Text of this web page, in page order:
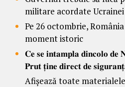
militare acordate Ucrainei
Pe 26 octombrie,
moment istoric
𝐂𝐞 𝐬𝐞 𝐢𝐧𝐭𝐚𝐦𝐩𝐥𝐚 𝐝𝐢𝐧𝐜𝐨𝐥𝐨 𝐝𝐞
𝐏𝐫𝐮𝐭 𝐭̦𝐢𝐧𝐞 𝐝𝐢𝐫𝐞𝐜𝐭 𝐝𝐞
Afișează toate